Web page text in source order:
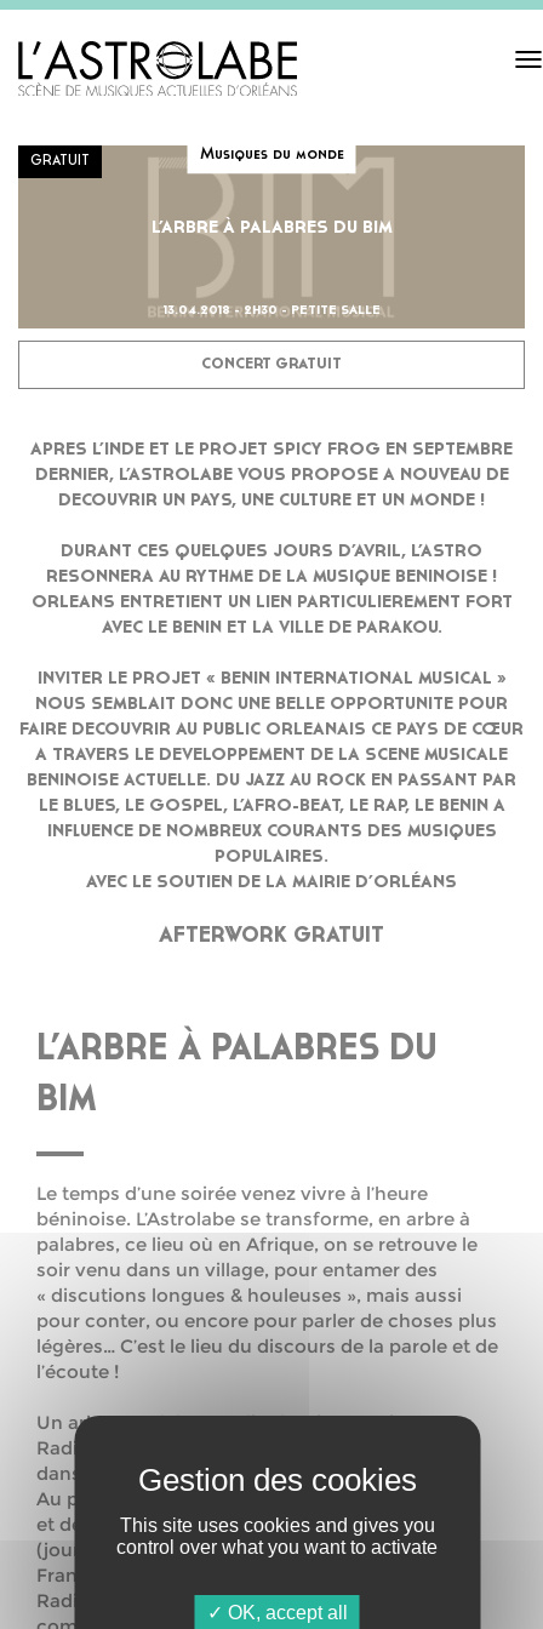
GRATUIT Musiques du monde
L’ARBRE À PALABRES DU BIM
13.04.2018 - 2H30 - PETITE SALLE
CONCERT GRATUIT
APRES L’INDE ET LE PROJET SPICY FROG EN SEPTEMBRE
DERNIER, L’ASTROLABE VOUS PROPOSE A NOUVEAU DE
DECOUVRIR UN PAYS, UNE CULTURE ET UN MONDE !
DURANT CES QUELQUES JOURS D’AVRIL, L’ASTRO
RESONNERA AU RYTHME DE LA MUSIQUE BENINOISE !
ORLEANS ENTRETIENT UN LIEN PARTICULIEREMENT FORT
AVEC LE BENIN ET LA VILLE DE PARAKOU.
INVITER LE PROJET « BENIN INTERNATIONAL MUSICAL »
NOUS SEMBLAIT DONC UNE BELLE OPPORTUNITE POUR
FAIRE DECOUVRIR AU PUBLIC ORLEANAIS CE PAYS DE CŒUR
A TRAVERS LE DEVELOPPEMENT DE LA SCENE MUSICALE
BENINOISE ACTUELLE. DU JAZZ AU ROCK EN PASSANT PAR
LE BLUES, LE GOSPEL, L’AFRO-BEAT, LE RAP, LE BENIN A
INFLUENCE DE NOMBREUX COURANTS DES MUSIQUES
POPULAIRES.
AVEC LE SOUTIEN DE LA MAIRIE D’ORLÉANS
AFTERWORK GRATUIT
L’ARBRE À PALABRES DU
BIM
Le temps d’une soirée venez vivre à l’heure
béninoise. L’Astrolabe se transforme, en arbre à
palabres, ce lieu où en Afrique, on se retrouve le
soir venu dans un village, pour entamer des
« discutions longues & houleuses », mais aussi
pour conter, ou encore pour parler de choses plus
légères… C’est le lieu du discours de la parole et de
l’écoute !
Un arbre à palabres radiophonique, animé par
Radio Campus Orléans, et retransmis en direct
dans leur émission « Orlémurs ».
Au programme, discussions, concerts, danse
et dégustations…avec comme invités Soro Solo
(journaliste et animateur de l’Afrique en solo sur
France Inter), Hervé Riesen (directeur adjoint à
Radio France) et Jérôme Ettinger (producteur et
This site uses cookies and gives you
control over what you want to activate
OK, accept all